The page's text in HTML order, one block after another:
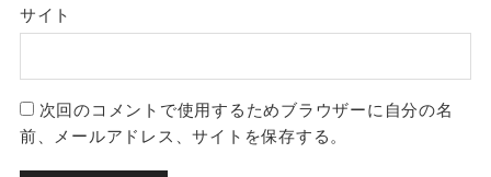
サイト
次回のコメントで使用するためブラウザーに自分の名
前、メールアドレス、サイトを保存する。